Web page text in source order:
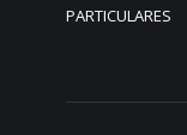
PARTICULARES